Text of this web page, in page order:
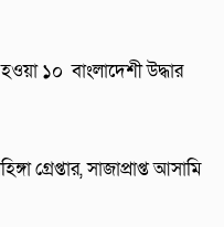
১০ বাংলাদেশী উদ্ধার
গ্রেপ্তার, সাজাপ্রাপ্ত আসামি